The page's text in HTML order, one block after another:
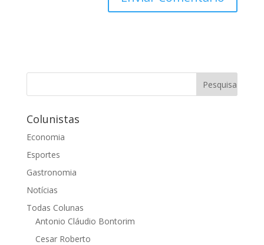
Colunistas
Economia
Esportes
Gastronomia
Notícias
Todas Colunas
Antonio Cláudio Bontorim
Cesar Roberto